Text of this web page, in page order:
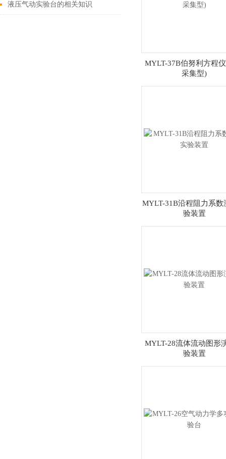
液压气动实验台的相关知识
MYLT-37B伯努利方程
采集型)
MYLT-31B沿程阻力系数
验装置
MYLT-28流体流动图形
验装置